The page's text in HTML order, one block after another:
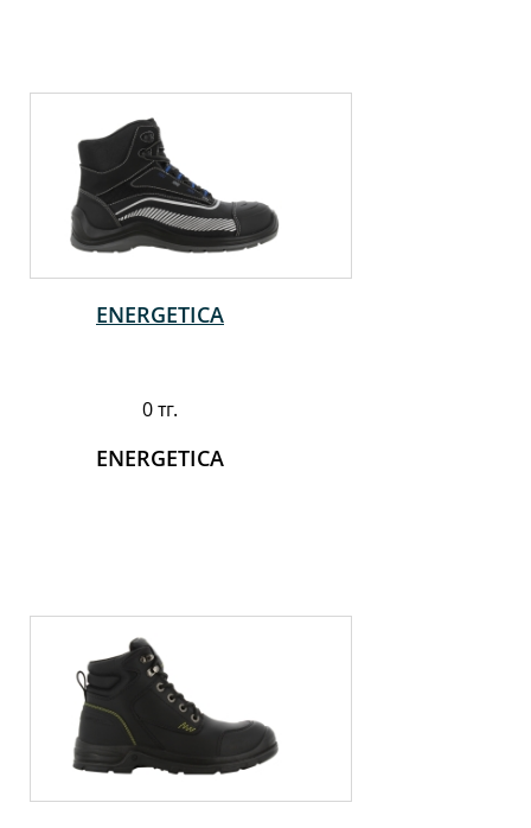
ENERGETICA
0 тг.
ENERGETICA